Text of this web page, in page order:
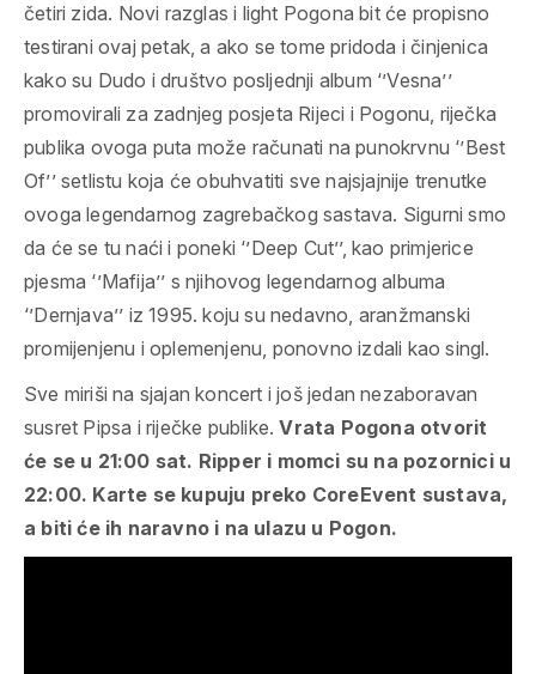
četiri zida. Novi razglas i light Pogona bit će propisno
testirani ovaj petak, a ako se tome pridoda i činjenica
kako su Dudo i društvo posljednji album ‘’Vesna’’
promovirali za zadnjeg posjeta Rijeci i Pogonu, riječka
publika ovoga puta može računati na punokrvnu ‘’Best
Of’’ setlistu koja će obuhvatiti sve najsjajnije trenutke
ovoga legendarnog zagrebačkog sastava. Sigurni smo
da će se tu naći i poneki ‘’Deep Cut’’, kao primjerice
pjesma ‘’Mafija’’ s njihovog legendarnog albuma
‘’Dernjava’’ iz 1995. koju su nedavno, aranžmanski
promijenjenu i oplemenjenu, ponovno izdali kao singl.
Sve miriši na sjajan koncert i još jedan nezaboravan
susret Pipsa i riječke publike.Vrata Pogona otvorit
će se u 21:00 sat. Ripper i momci su na pozornici u
22:00. Karte se kupuju preko CoreEvent sustava,
a biti će ih naravno i na ulazu u Pogon.